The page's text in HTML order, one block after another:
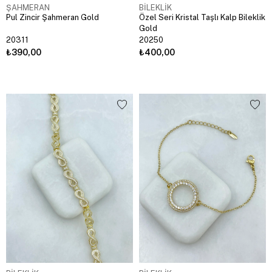
ŞAHMERAN
Pul Zincir Şahmeran Gold
20311
₺390,00
BİLEKLİK
Özel Seri Kristal Taşlı Kalp Bileklik
Gold
20250
₺400,00